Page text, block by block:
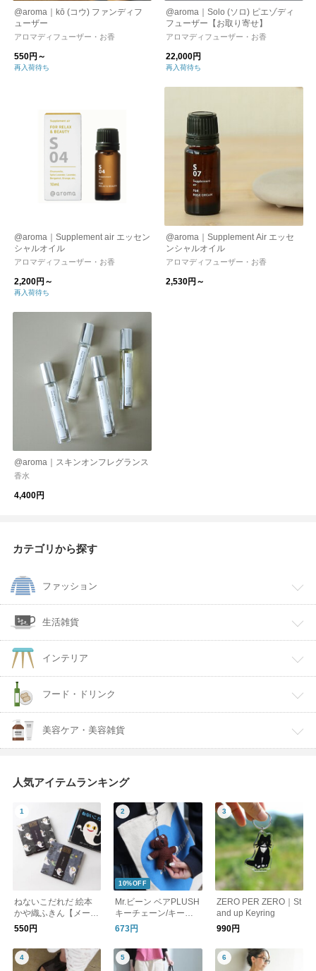
@aroma｜kō (コウ) ファンディフ
ューザー
アロマディフューザー・お香
550円～
再入荷待ち
@aroma｜Solo (ソロ) ピエゾディ
フューザー【お取り寄せ】
アロマディフューザー・お香
22,000円
再入荷待ち
@aroma｜Supplement air エッセン
シャルオイル
アロマディフューザー・お香
2,200円～
再入荷待ち
@aroma｜Supplement Air エッセ
ンシャルオイル
アロマディフューザー・お香
2,530円～
@aroma｜スキンオンフレグランス
香水
4,400円
カテゴリから探す
ファッション
生活雑貨
インテリア
フード・ドリンク
美容ケア・美容雑貨
人気アイテムランキング
ねないこだれだ 絵本
かや織ふきん【メール
便可】
550円
10%OFF
Mr.ビーン ベアPLUSH
キーチェーン/キーホ
ルダー
673円
ZERO PER ZERO｜St
and up Keyring
990円